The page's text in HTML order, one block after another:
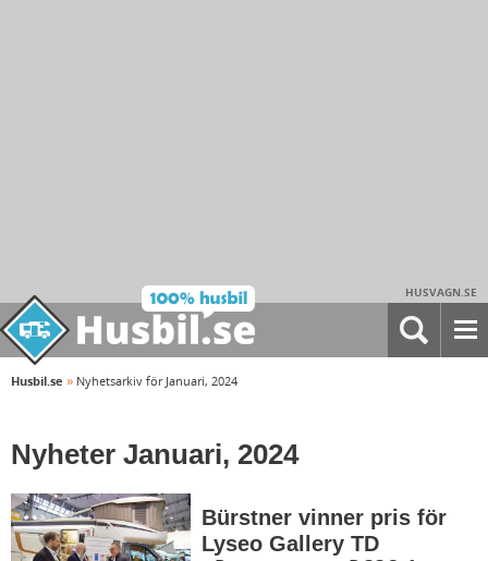
HUSVAGN.SE
Husbil.se » Nyhetsarkiv för Januari, 2024
Nyheter Januari, 2024
Bürstner vinner pris för
Lyseo Gallery TD